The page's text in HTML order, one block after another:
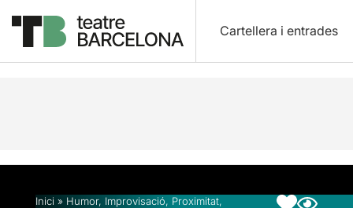
Cartellera i entrades
Descripció Fitxa artística Articles
Inici » Humor, Improvisació, Proximitat,